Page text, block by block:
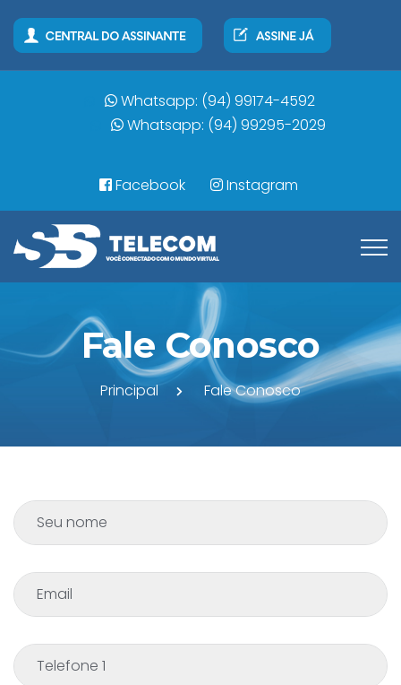
Whatsapp: (94) 99174-4592
Whatsapp: (94) 99295-2029
Facebook Instagram
Fale Conosco
Principal Fale Conosco